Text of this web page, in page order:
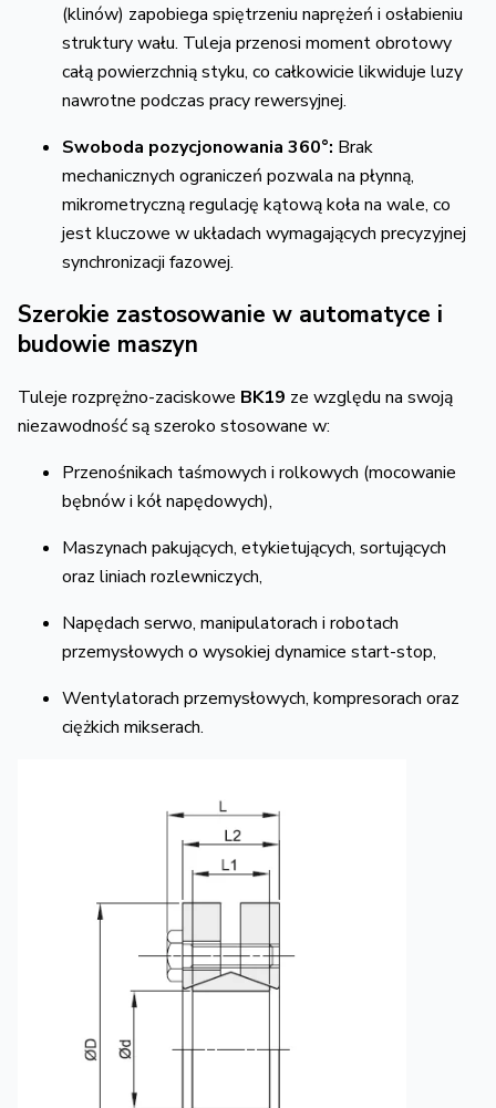
(klinów) zapobiega spiętrzeniu naprężeń i osłabieniu
struktury wału. Tuleja przenosi moment obrotowy
całą powierzchnią styku, co całkowicie likwiduje luzy
nawrotne podczas pracy rewersyjnej.
Swoboda pozycjonowania 360°: Brak
mechanicznych ograniczeń pozwala na płynną,
mikrometryczną regulację kątową koła na wale, co
jest kluczowe w układach wymagających precyzyjnej
synchronizacji fazowej.
Szerokie zastosowanie w automatyce i
budowie maszyn
Tuleje rozprężno-zaciskowe BK19 ze względu na swoją
niezawodność są szeroko stosowane w:
Przenośnikach taśmowych i rolkowych (mocowanie
bębnów i kół napędowych),
Maszynach pakujących, etykietujących, sortujących
oraz liniach rozlewniczych,
Napędach serwo, manipulatorach i robotach
przemysłowych o wysokiej dynamice start-stop,
Wentylatorach przemysłowych, kompresorach oraz
ciężkich mikserach.